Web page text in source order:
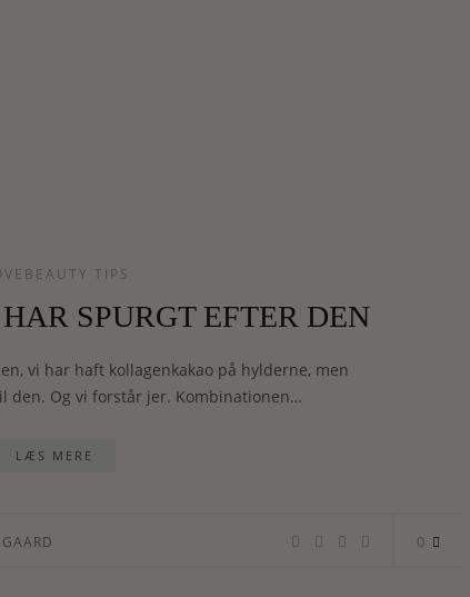
TIPS
SPURGT EFTER DEN
vi har haft kollagenkakao på hylderne, men
den. Og vi forstår jer. Kombinationen…
LÆS MERE
0